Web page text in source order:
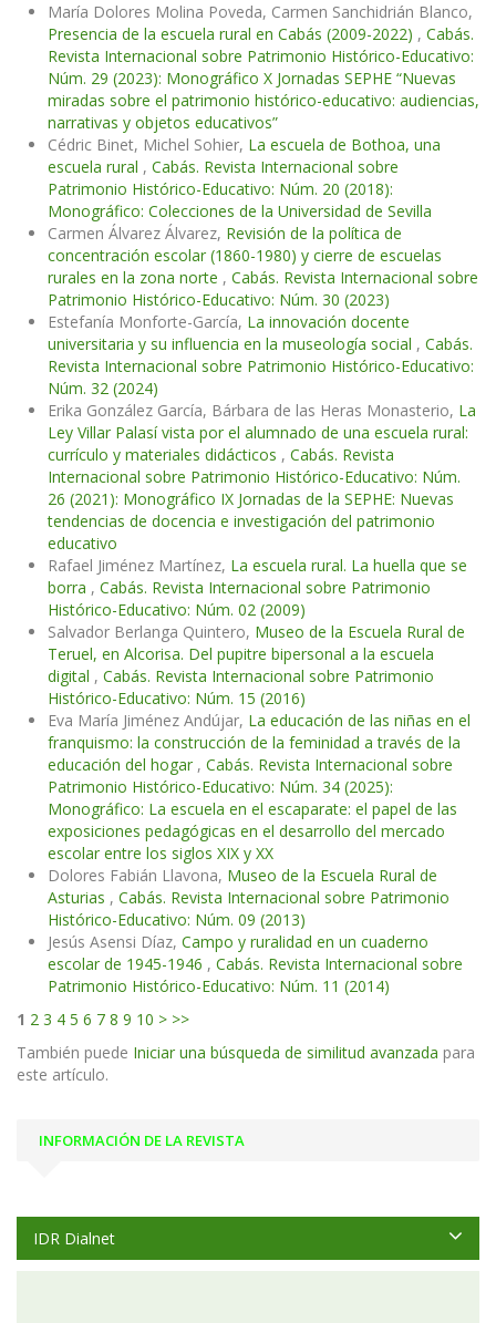
María Dolores Molina Poveda, Carmen Sanchidrián Blanco,
Presencia de la escuela rural en Cabás (2009-2022) , Cabás.
Revista Internacional sobre Patrimonio Histórico-Educativo:
Núm. 29 (2023): Monográfico X Jornadas SEPHE “Nuevas
miradas sobre el patrimonio histórico-educativo: audiencias,
narrativas y objetos educativos”
Cédric Binet, Michel Sohier, La escuela de Bothoa, una
escuela rural , Cabás. Revista Internacional sobre
Patrimonio Histórico-Educativo: Núm. 20 (2018):
Monográfico: Colecciones de la Universidad de Sevilla
Carmen Álvarez Álvarez, Revisión de la política de
concentración escolar (1860-1980) y cierre de escuelas
rurales en la zona norte , Cabás. Revista Internacional sobre
Patrimonio Histórico-Educativo: Núm. 30 (2023)
Estefanía Monforte-García, La innovación docente
universitaria y su influencia en la museología social , Cabás.
Revista Internacional sobre Patrimonio Histórico-Educativo:
Núm. 32 (2024)
Erika González García, Bárbara de las Heras Monasterio, La
Ley Villar Palasí vista por el alumnado de una escuela rural:
currículo y materiales didácticos , Cabás. Revista
Internacional sobre Patrimonio Histórico-Educativo: Núm.
26 (2021): Monográfico IX Jornadas de la SEPHE: Nuevas
tendencias de docencia e investigación del patrimonio
educativo
Rafael Jiménez Martínez, La escuela rural. La huella que se
borra , Cabás. Revista Internacional sobre Patrimonio
Histórico-Educativo: Núm. 02 (2009)
Salvador Berlanga Quintero, Museo de la Escuela Rural de
Teruel, en Alcorisa. Del pupitre bipersonal a la escuela
digital , Cabás. Revista Internacional sobre Patrimonio
Histórico-Educativo: Núm. 15 (2016)
Eva María Jiménez Andújar, La educación de las niñas en el
franquismo: la construcción de la feminidad a través de la
educación del hogar , Cabás. Revista Internacional sobre
Patrimonio Histórico-Educativo: Núm. 34 (2025):
Monográfico: La escuela en el escaparate: el papel de las
exposiciones pedagógicas en el desarrollo del mercado
escolar entre los siglos XIX y XX
Dolores Fabián Llavona, Museo de la Escuela Rural de
Asturias , Cabás. Revista Internacional sobre Patrimonio
Histórico-Educativo: Núm. 09 (2013)
Jesús Asensi Díaz, Campo y ruralidad en un cuaderno
escolar de 1945-1946 , Cabás. Revista Internacional sobre
Patrimonio Histórico-Educativo: Núm. 11 (2014)
1 2 3 4 5 6 7 8 9 10 > >>
También puede Iniciar una búsqueda de similitud avanzada para
este artículo.
INFORMACIÓN DE LA REVISTA
IDR Dialnet